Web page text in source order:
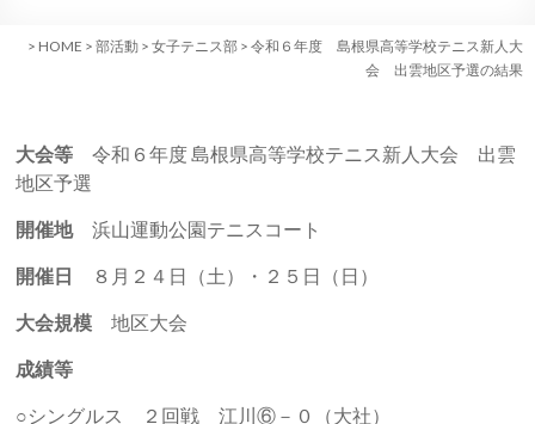
> HOME > 部活動 > 女子テニス部 > 令和６年度 島根県高等学校テニス新人大
会 出雲地区予選の結果
大会等 令和６年度 島根県高等学校テニス新人大会 出雲
地区予選
開催地浜山運動公園テニスコート
開催日 ８月２４日（土）・２５日（日）
大会規模 地区大会
成績等
○シングルス ２回戦 江川⑥－０（大社）